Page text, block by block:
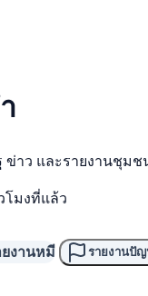
าว และรายงานชุมช
โมงที่แล้ว
ยงานหมี รายงานปั